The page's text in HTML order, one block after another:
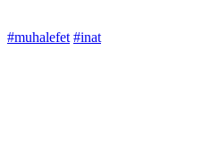
#muhalefet #inat